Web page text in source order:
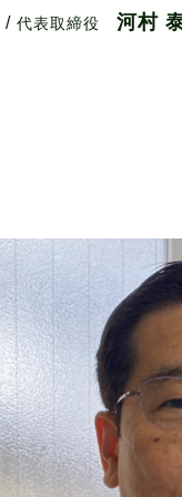
/ 代表取締役 河村